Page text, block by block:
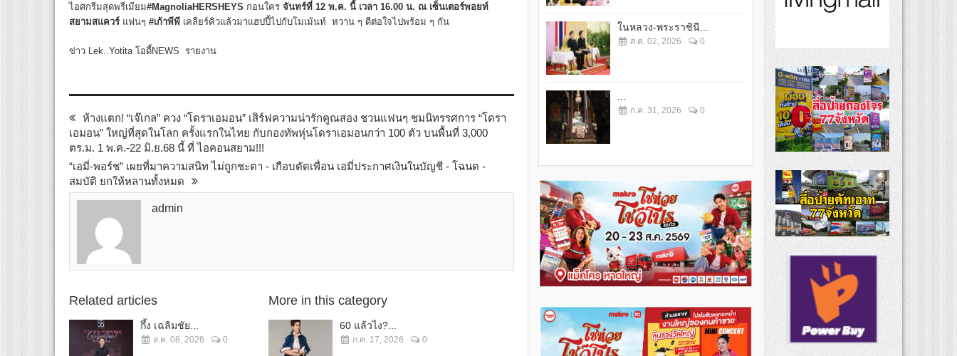
ไอศกรีมสุดพรีเมียม#MagnoliaHERSHEYS ก่อนใคร จันทร์ที่ 12 พ.ค. นี้ เวลา 16.00 น. ณ เซ็นเตอร์พอยท์
สยามสแควร์ แฟนๆ #เก้าพีพี เคลียร์คิวแล้วมาแฮปปี้ไปกับโมเม้นท์ หวาน ๆ ดีต่อใจไปพร้อม ๆ กัน
ข่าว Lek..Yotita โอดี้NEWS รายงาน
ห้างแตก! “เจ๊เกล” ควง “โดราเอมอน” เสิร์ฟความน่ารักคูณสอง ชวนแฟนๆ ชมนิทรรศการ “โดรา
เอมอน” ใหญ่ที่สุดในโลก ครั้งแรกในไทย กับกองทัพหุ่นโดราเอมอนกว่า 100 ตัว บนพื้นที่ 3,000
ตร.ม. 1 พ.ค.-22 มิ.ย.68 นี้ ที่ ไอคอนสยาม!!!
“เอมี่-พอร์ช” เผยที่มาความสนิท ไม่ถูกชะตา - เกือบตัดเพื่อน เอมี่ประกาศเงินในบัญชี - โฉนด -
สมบัติ ยกให้หลานทั้งหมด
admin
Related articles
กึ้ง เฉลิมชัย...
ส.ค. 08, 2026 0
More in this category
60 แล้วไง?...
ก.ค. 17, 2026 0
ในหลวง-พระราชินี...
ส.ค. 02, 2026 0
ก.ค. 31, 2026 0